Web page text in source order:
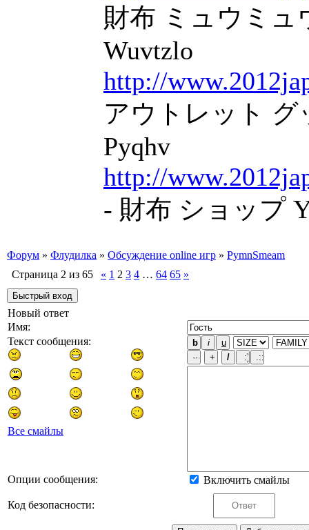
財布 ミュウミュ
Wuvtzlo
http://
アウトレット グ
Pyqhv
http://
- 財布 ショップ
Форум » Флудилка » Обсуждение online игр » PymnSmeam
Страница 2 из 65 « 1 2 3 4 … 64 65 »
Новый ответ
Имя:
Текст сообщения:
Все смайлы
Опции сообщения: Включить смайлы
Код безопасности: